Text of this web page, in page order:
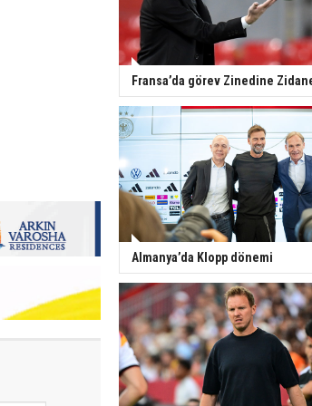
Fransa’da görev Zinedine
Almanya’da Klopp dönemi